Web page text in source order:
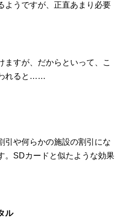
ようですが、正直あまり必要
ますが、だからといって、こ
れると……
引や何らかの施設の割引にな
。SDカードと似たような効果
ル